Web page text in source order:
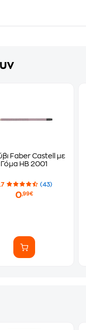
Faber Castell με
Γόμα HB 2001
(43)
0,99€